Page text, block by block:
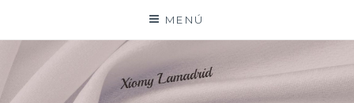
contenido
MENÚ
XIOMY LAMADRID